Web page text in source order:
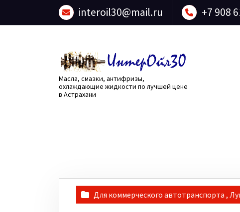
interoil30@mail.ru +7 908
Масла, смазки, антифризы,
охлаждающие жидкости по лучшей цене
в Астрахани
Для коммерческого автотранспорта ,